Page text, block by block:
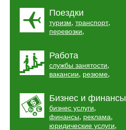
Поездки
туризм, транспорт,
перевозки,
Работа
службы занятости,
вакансии, резюме,
Бизнес и финансы
бизнес услуги,
финансы, реклама,
юридические услуги,